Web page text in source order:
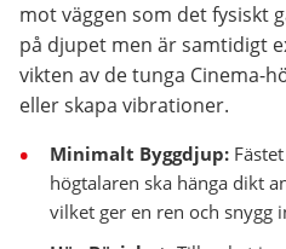
mot väggen som det fysiskt
på djupet men är samtidigt
vikten av de tunga Cinema-
eller skapa vibrationer.
Minimalt Byggdjup:
högtalaren ska hänga dikt
vilket ger en ren och snygg